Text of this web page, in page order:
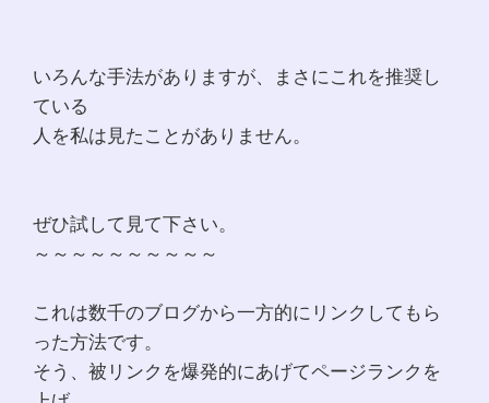
いろんな手法がありますが、まさにこれを推奨し
ている
人を私は見たことがありません。
ぜひ試して見て下さい。
～～～～～～～～～～
これは数千のブログから一方的にリンクしてもら
った方法です。
そう、被リンクを爆発的にあげてページランクを